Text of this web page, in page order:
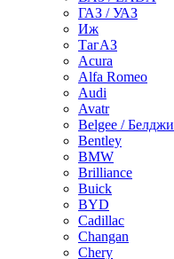
ГАЗ / УАЗ
Иж
ТагАЗ
Acura
Alfa Romeo
Audi
Avatr
Belgee / Белджи
Bentley
BMW
Brilliance
Buick
BYD
Cadillac
Changan
Chery